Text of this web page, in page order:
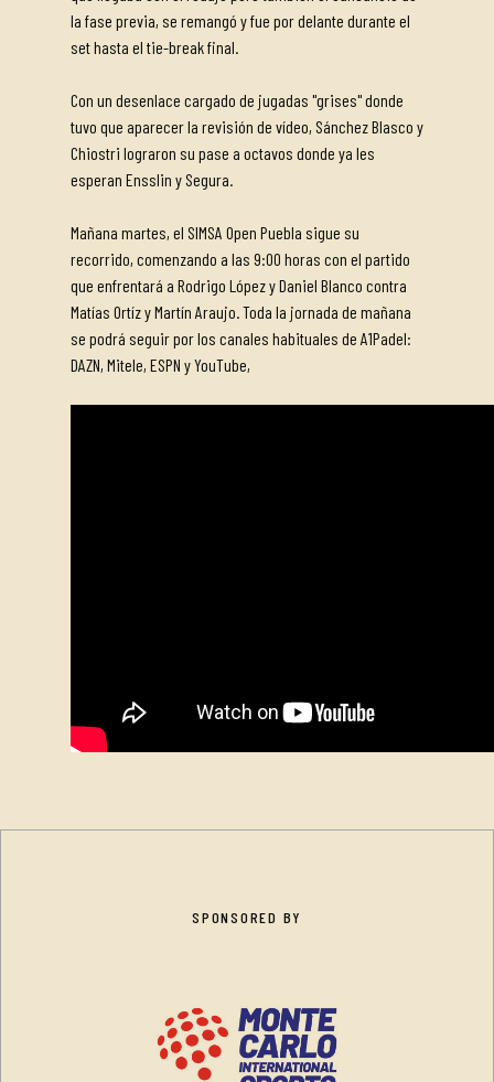
la fase previa, se remangó y fue por delante durante el
set hasta el tie-break final.
Con un desenlace cargado de jugadas "grises" donde
tuvo que aparecer la revisión de vídeo, Sánchez Blasco y
Chiostri lograron su pase a octavos donde ya les
esperan Ensslin y Segura.
Mañana martes, el SIMSA Open Puebla sigue su
recorrido, comenzando a las 9:00 horas con el partido
que enfrentará a Rodrigo López y Daniel Blanco contra
Matías Ortíz y Martín Araujo. Toda la jornada de mañana
se podrá seguir por los canales habituales de A1Padel:
DAZN, Mitele, ESPN y YouTube,
SPONSORED BY